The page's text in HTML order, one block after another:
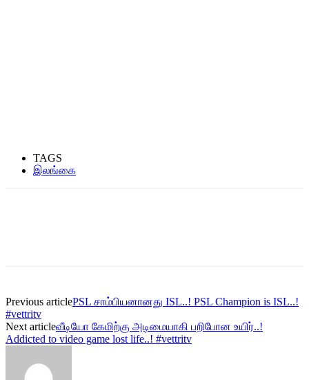
TAGS
இலங்கை
Previous articlePSL சாம்பியனானது ISL..! PSL Champion is ISL..!
#vettritv
Next articleவீடியோ கேமிற்கு அடிமையாகி பறிபோன உயிர்..!
Addicted to video game lost life..! #vettritv